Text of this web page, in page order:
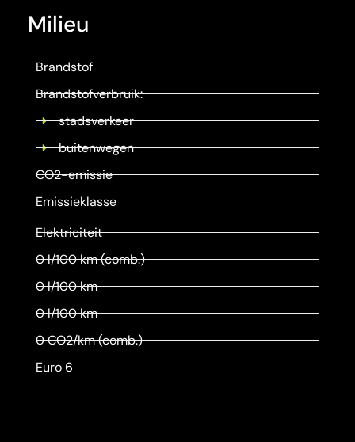
Milieu
Brandstof
Brandstofverbruik:
stadsverkeer
buitenwegen
CO2-emissie
Emissieklasse
Elektriciteit
0 l/100 km (comb.)
0 l/100 km
0 l/100 km
0 CO2/km (comb.)
Euro 6